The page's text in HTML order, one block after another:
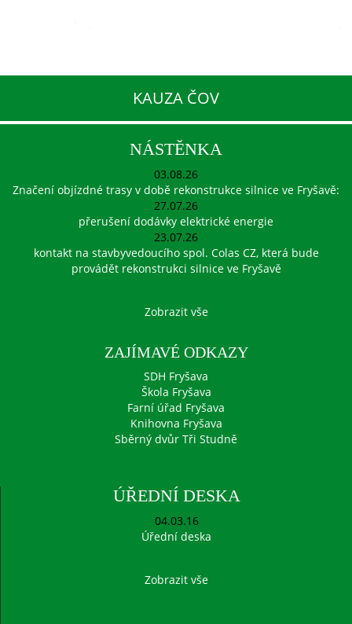
KAUZA ČOV
NÁSTĚNKA
03.08.26
Značení objízdné trasy v době rekonstrukce silnice ve Fryšavě:
27.07.26
přerušení dodávky elektrické energie
23.07.26
kontakt na stavbyvedoucího spol. Colas CZ, která bude
provádět rekonstrukci silnice ve Fryšavě
Zobrazit vše
ZAJÍMAVÉ ODKAZY
SDH Fryšava
Škola Fryšava
Farní úřad Fryšava
Knihovna Fryšava
Sběrný dvůr Tři Studně
ÚŘEDNÍ DESKA
04.03.16
Úřední deska
Zobrazit vše